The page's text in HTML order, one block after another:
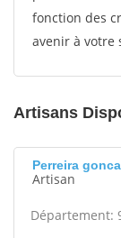
fonction des
avenir à votre
Artisans
Perreira
Artisan
Département: